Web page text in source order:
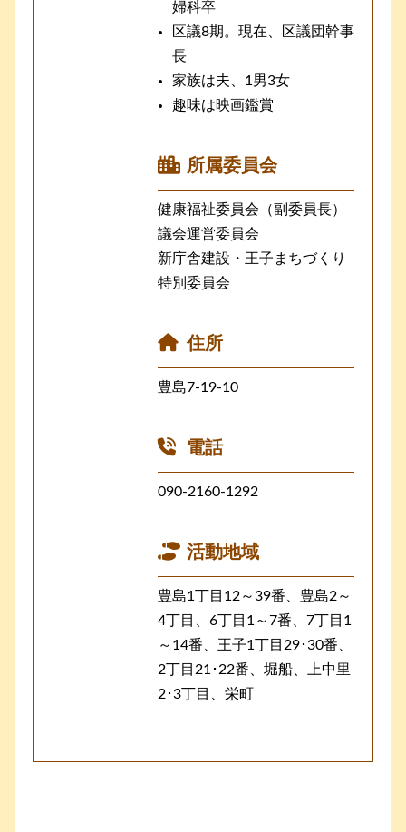
婦科卒
区議8期。現在、区議団幹事
長
家族は夫、1男3女
趣味は映画鑑賞
所属委員会
健康福祉委員会（副委員長）
議会運営委員会
新庁舎建設・王子まちづくり
特別委員会
住所
豊島7-19-10
電話
090-2160-1292
活動地域
豊島1丁目12～39番、豊島2～
4丁目、6丁目1～7番、7丁目1
～14番、王子1丁目29･30番、
2丁目21･22番、堀船、上中里
2･3丁目、栄町